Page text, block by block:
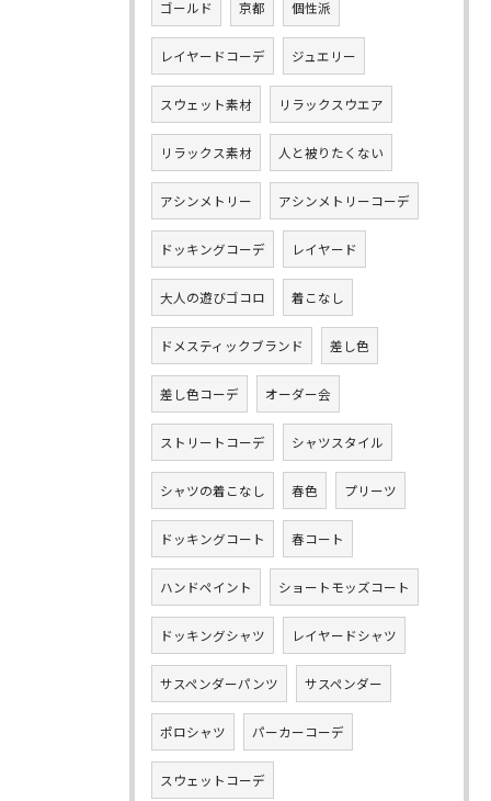
ゴールド 京都 個性派
レイヤードコーデ ジュエリー
スウェット素材 リラックスウエア
リラックス素材 人と被りたくない
アシンメトリー アシンメトリーコーデ
ドッキングコーデ レイヤード
大人の遊びゴコロ 着こなし
ドメスティックブランド 差し色
差し色コーデ オーダー会
ストリートコーデ シャツスタイル
シャツの着こなし 春色 プリーツ
ドッキングコート 春コート
ハンドペイント ショートモッズコート
ドッキングシャツ レイヤードシャツ
サスペンダーパンツ サスペンダー
ポロシャツ パーカーコーデ
スウェットコーデ